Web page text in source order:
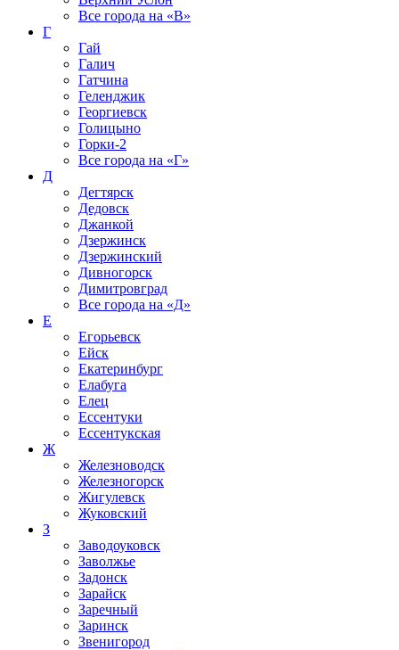
Все города на «В»
Г
Гай
Галич
Гатчина
Геленджик
Георгиевск
Голицыно
Горки-2
Все города на «Г»
Д
Дегтярск
Дедовск
Джанкой
Дзержинск
Дзержинский
Дивногорск
Димитровград
Все города на «Д»
Е
Егорьевск
Ейск
Екатеринбург
Елабуга
Елец
Ессентуки
Ессентукская
Ж
Железноводск
Железногорск
Жигулевск
Жуковский
З
Заводоуковск
Заволжье
Задонск
Зарайск
Заречный
Заринск
Звенигород